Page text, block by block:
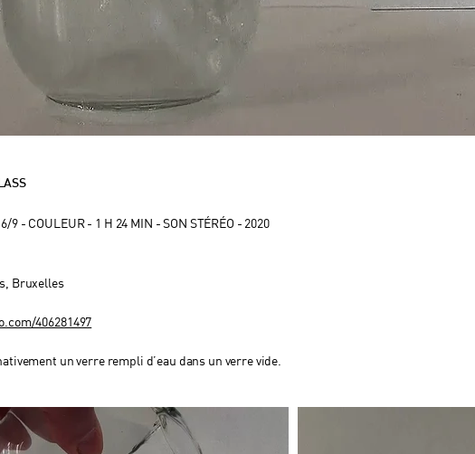
9 - COULEUR - 1 H 24 MIN - SON STÉRÉO - 2020
Bruxelles
406281497
un verre rempli d’eau dans un verre vide.